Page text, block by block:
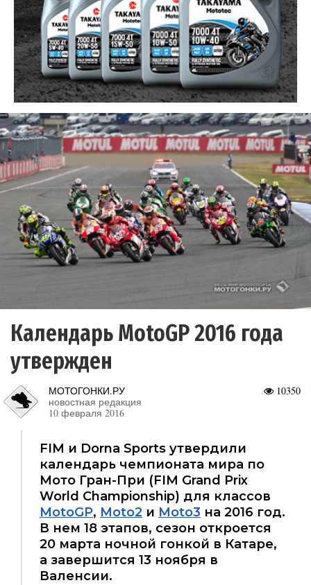
Календарь MotoGP 2016 года
утвержден
10350
МОТОГОНКИ.РУ
новостная редакция
10 февраля 2016
FIM и Dorna Sports утвердили
календарь чемпионата мира по
Мото Гран-При (FIM Grand Prix
World Championship) для классов
MotoGP, Moto2 и Moto3 на 2016 год.
В нем 18 этапов, сезон откроется
20 марта ночной гонкой в Катаре,
а завершится 13 ноября в
Валенсии.